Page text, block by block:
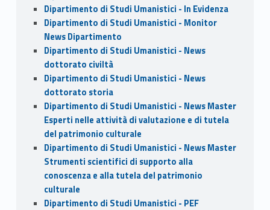
Dipartimento di Studi Umanistici - In Evidenza
Dipartimento di Studi Umanistici - Monitor
News Dipartimento
Dipartimento di Studi Umanistici - News
dottorato civiltà
Dipartimento di Studi Umanistici - News
dottorato storia
Dipartimento di Studi Umanistici - News Master
Esperti nelle attività di valutazione e di tutela
del patrimonio culturale
Dipartimento di Studi Umanistici - News Master
Strumenti scientifici di supporto alla
conoscenza e alla tutela del patrimonio
culturale
Dipartimento di Studi Umanistici - PEF